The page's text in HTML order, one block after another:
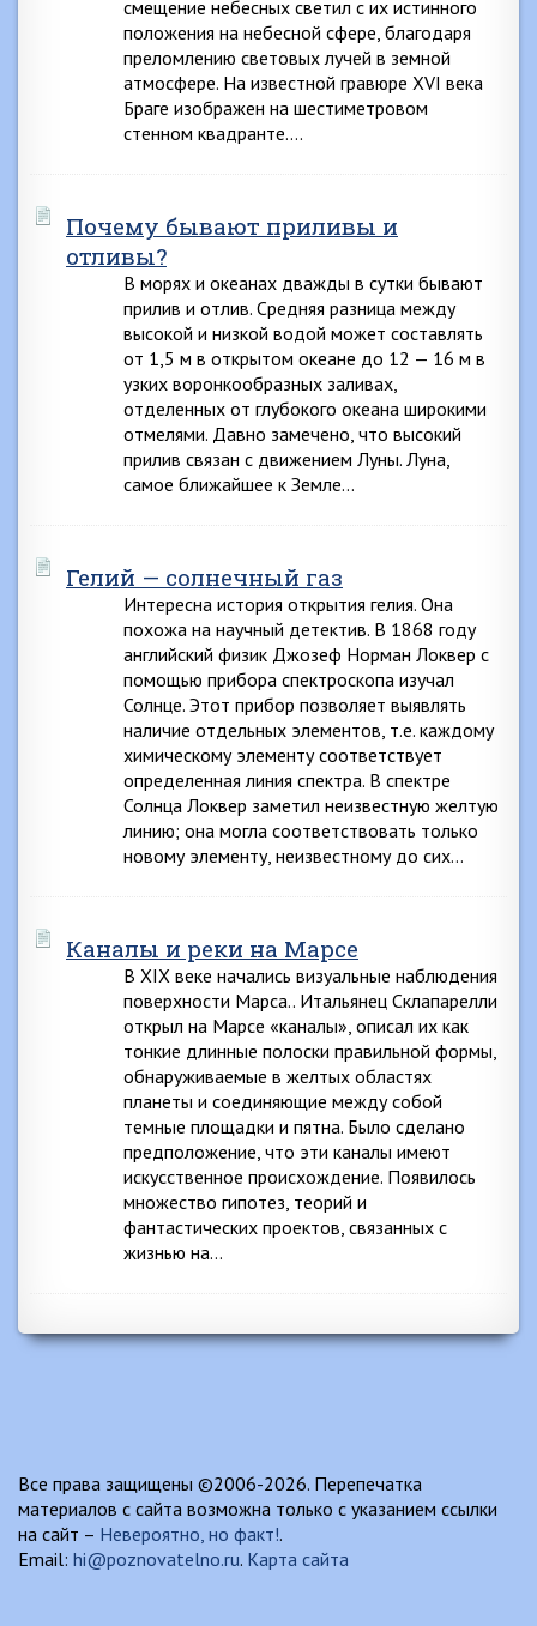
смещение небесных светил с их истинного
положения на небесной сфере, благодаря
преломлению световых лучей в земной
атмосфере. На известной гравюре XVI века
Браге изображен на шестиметровом
стенном квадранте….
Почему бывают приливы и
отливы?
В морях и океанах дважды в сутки бывают
прилив и отлив. Средняя разница между
высокой и низкой водой может составлять
от 1,5 м в открытом океане до 12 — 16 м в
узких воронкообразных заливах,
отделенных от глубокого океана широкими
отмелями. Давно замечено, что высокий
прилив связан с движением Луны. Луна,
самое ближайшее к Земле…
Гелий — солнечный газ
Интересна история открытия гелия. Она
похожа на научный детектив. В 1868 году
английский физик Джозеф Норман Локвер с
помощью прибора спектроскопа изучал
Солнце. Этот прибор позволяет выявлять
наличие отдельных элементов, т.е. каждому
химическому элементу соответствует
определенная линия спектра. В спектре
Солнца Локвер заметил неизвестную желтую
линию; она могла соответствовать только
новому элементу, неизвестному до сих…
Каналы и реки на Марсе
В XIX веке начались визуальные наблюдения
поверхности Марса.. Итальянец Склапарелли
открыл на Марсе «каналы», описал их как
тонкие длинные полоски правильной формы,
обнаруживаемые в желтых областях
планеты и соединяющие между собой
темные площадки и пятна. Было сделано
предположение, что эти каналы имеют
искусственное происхождение. Появилось
множество гипотез, теорий и
фантастических проектов, связанных с
жизнью на…
Все права защищены ©2006-2026. Перепечатка
материалов с сайта возможна только с указанием ссылки
на сайт – Невероятно, но факт!.
Email: hi@poznovatelno.ru. Карта сайта